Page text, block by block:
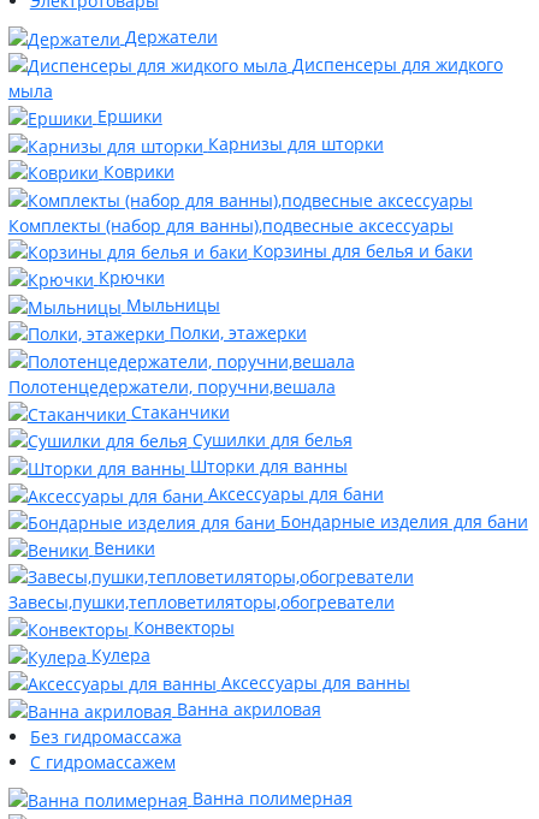
Держатели
Диспенсеры для жидкого
мыла
Ершики
Карнизы для шторки
Коврики
Комплекты (набор для ванны),подвесные аксессуары
Корзины для белья и баки
Крючки
Мыльницы
Полки, этажерки
Полотенцедержатели, поручни,вешала
Стаканчики
Сушилки для белья
Шторки для ванны
Аксессуары для бани
Бондарные изделия для бани
Веники
Завесы,пушки,тепловетиляторы,обогреватели
Конвекторы
Кулера
Аксессуары для ванны
Ванна акриловая
Без гидромассажа
С гидромассажем
Ванна полимерная